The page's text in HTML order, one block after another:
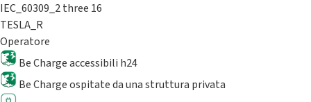
IEC_60309_2 three 16
TESLA_R
Operatore
Be Charge accessibili h24
Be Charge ospitate da una struttura privata